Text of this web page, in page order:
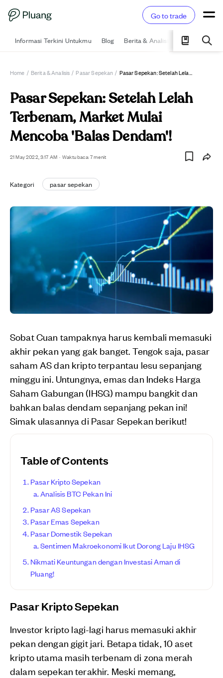
Go to trade
Informasi Terkini Untukmu Blog Berita & Analisis Pelajari
Home / Berita & Analisis / Pasar Sepekan / Pasar Sepekan: Setelah Lelah Terbenam, Market Mulai Mencoba 'Balas Dendam'!
Pasar Sepekan: Setelah Lelah
Terbenam, Market Mulai
Mencoba 'Balas Dendam'!
21 May 2022, 3:17 AM · Waktu baca: 7 menit
Kategori pasar sepekan
Sobat Cuan tampaknya harus kembali memasuki
akhir pekan yang gak banget. Tengok saja, pasar
saham AS dan kripto terpantau lesu sepanjang
minggu ini. Untungnya, emas dan Indeks Harga
Saham Gabungan (IHSG) mampu bangkit dan
bahkan balas dendam sepanjang pekan ini!
Simak ulasannya di Pasar Sepekan berikut!
Table of Contents
Pasar Kripto Sepekan
Analisis BTC Pekan Ini
Pasar AS Sepekan
Pasar Emas Sepekan
Pasar Domestik Sepekan
Sentimen Makroekonomi Ikut Dorong Laju IHSG
Nikmati Keuntungan dengan Investasi Aman di
Pluang!
Pasar Kripto Sepekan
Investor kripto lagi-lagi harus memasuki akhir
pekan dengan gigit jari. Betapa tidak, 10 aset
kripto utama masih terbenam di zona merah
dalam sepekan terakhir. Meski memang,